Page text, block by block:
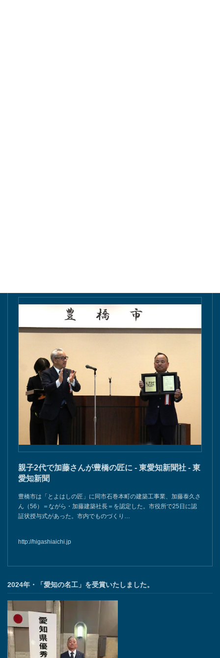
親子2代で加藤さんが豊橋の匠に - 東愛知新聞社 - 東
愛知新聞
豊橋市は「とよはしの匠」に同市石巻本町の建築工事業、加藤泰久さ
ん（56）＝ながら・加藤建築社長＝を認定した。市役所で25日に認
証状授与式があった。市内でものづくり…
http://higashiaichi.jp
2024年・「愛知の名工」を受賞いたしました。